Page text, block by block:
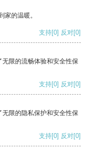
家的温暖。
支持[0] 反对[0]
限的流畅体验和安全性保
支持[0] 反对[0]
限的隐私保护和安全性保
支持[0] 反对[0]